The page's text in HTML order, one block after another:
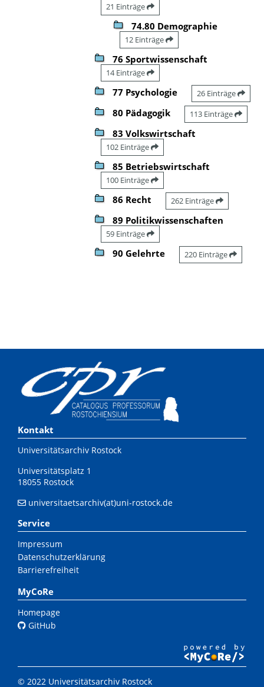
21 Einträge
74.80 Demographie
12 Einträge
76 Sportwissenschaft
14 Einträge
77 Psychologie 26 Einträge
80 Pädagogik 113 Einträge
83 Volkswirtschaft
102 Einträge
85 Betriebswirtschaft
100 Einträge
86 Recht 262 Einträge
89 Politikwissenschaften
59 Einträge
90 Gelehrte 220 Einträge
Kontakt
Universitätsarchiv Rostock
Universitätsplatz 1
18055 Rostock
universitaetsarchiv(at)uni-rostock.de
Service
Impressum
Datenschutzerklärung
Barrierefreiheit
MyCoRe
Homepage
GitHub
© 2022 Universitätsarchiv Rostock